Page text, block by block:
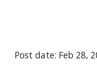
Post date: Feb 28,